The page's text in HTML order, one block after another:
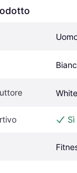
Sì